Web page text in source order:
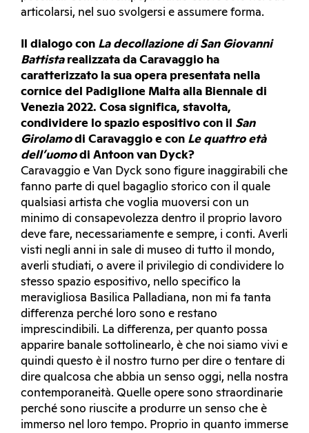
articolarsi, nel suo svolgersi e assumere forma.
Il dialogo con La decollazione di San Giovanni
Battistarealizzata da Caravaggio ha
caratterizzato la sua opera presentata nella
cornice del Padiglione Malta alla Biennale di
Venezia 2022. Cosa significa, stavolta,
condividere lo spazio espositivo con il San
Girolamodi Caravaggio e con Le quattro età
dell’uomodi Antoon van Dyck?
Caravaggio e Van Dyck sono figure inaggirabili che
fanno parte di quel bagaglio storico con il quale
qualsiasi artista che voglia muoversi con un
minimo di consapevolezza dentro il proprio lavoro
deve fare, necessariamente e sempre, i conti. Averli
visti negli anni in sale di museo di tutto il mondo,
averli studiati, o avere il privilegio di condividere lo
stesso spazio espositivo, nello specifico la
meravigliosa Basilica Palladiana, non mi fa tanta
differenza perché loro sono e restano
imprescindibili. La differenza, per quanto possa
apparire banale sottolinearlo, è che noi siamo vivi e
quindi questo è il nostro turno per dire o tentare di
dire qualcosa che abbia un senso oggi, nella nostra
contemporaneità. Quelle opere sono straordinarie
perché sono riuscite a produrre un senso che è
immerso nel loro tempo. Proprio in quanto immerse